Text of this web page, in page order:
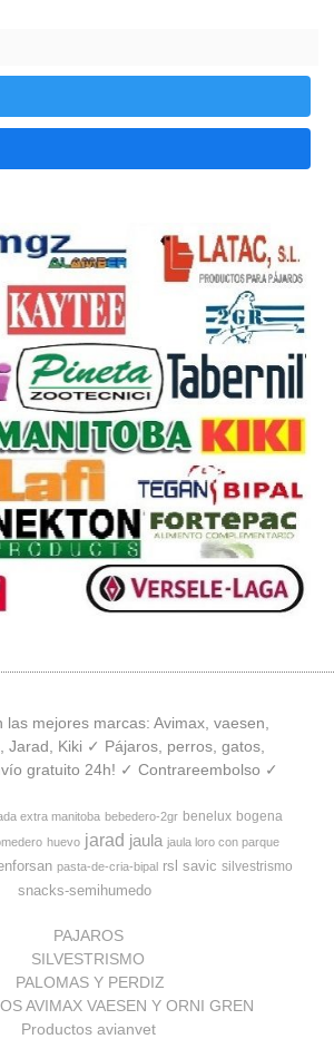
las mejores marcas: Avimax, vaesen,
Jarad, Kiki ✓ Pájaros, perros, gatos,
gratuito 24h! ✓ Contrareembolso ✓
extra manitoba bebedero-2gr benelux bogena
huevo jarad jaula jaula loro con parque
pasta-de-cria-bipal rsl savic silvestrismo
snacks-semihumedo
PAJAROS
SILVESTRISMO
PALOMAS Y PERDIZ
AVIMAX VAESEN Y ORNI GREN
Productos avianvet